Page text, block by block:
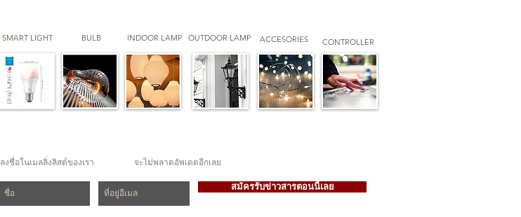
SMART LIGHT BULB INDOOR LAMP OUTDOOR LAMP ACCESORIES CONTROLLER
ลงชื่อในเมลลิ่งลิสต์ของเรา จะไม่พลาดอัพเดตอีกเลย
สมัครรับข่าวสารตอนนี้เลย